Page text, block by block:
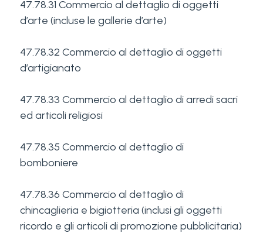
47.78.31 Commercio al dettaglio di oggetti
d’arte (incluse le gallerie d’arte)
47.78.32 Commercio al dettaglio di oggetti
d’artigianato
47.78.33 Commercio al dettaglio di arredi sacri
ed articoli religiosi
47.78.35 Commercio al dettaglio di
bomboniere
47.78.36 Commercio al dettaglio di
chincaglieria e bigiotteria (inclusi gli oggetti
ricordo e gli articoli di promozione pubblicitaria)